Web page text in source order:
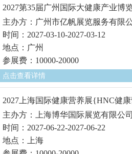
2027第35届广州国际大健康产业博
主办方：广州市亿帆展览服务有限
时间：2027-03-10-2027-03-12
地点：广州
参展费：10000-20000
点击查看详情
2027上海国际健康营养展{HNC健
主办方：上海博华国际展览有限公司
时间：2027-06-22-2027-06-22
地点：上海